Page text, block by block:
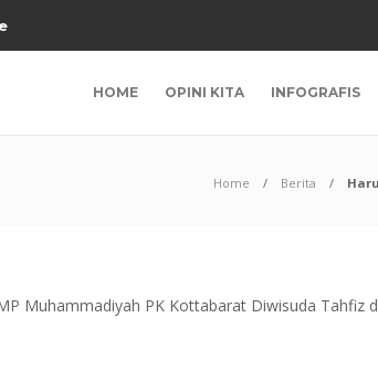
HOME OPINI KITA INFOGRAFIS
Home Berita